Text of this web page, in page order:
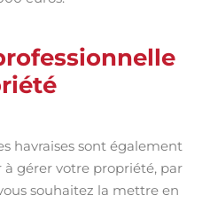
havraises sont également
gérer votre propriété, par
souhaitez la mettre en